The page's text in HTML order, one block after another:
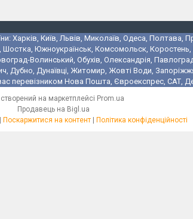
Харків, Київ, Львів, Миколаїв, Одеса, Полтава,
Южноукраїнськ, Комсомольск,
Волинський, Обухів, Олександрія,
Дунаївці, Житомир, Жовті Води,
перевізником Нова Пошта, Євроекспрес, САТ,
на маркетплейсі Prom.ua
Продавець на Bigl.ua
ТОВ Група Технодніпро | Поскаржитися на контент | Політика конфіденційності